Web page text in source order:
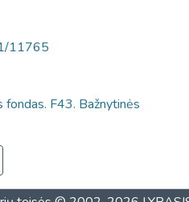
11765
fondas. F43. Bažnytinės